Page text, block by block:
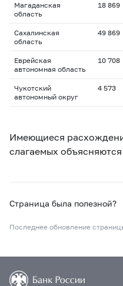
Магаданская
область
18 869
Сахалинская
область
49 869
Еврейская
автономная область
10 708
Чукотский
автономный округ
4 573
Имеющиеся
слагаемых
Страница была полезной?
Последнее обновление